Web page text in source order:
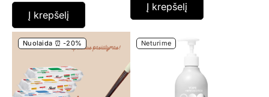
Į krepšelį
Į krepšelį
Nuolaida ⏰ -20% Neturime